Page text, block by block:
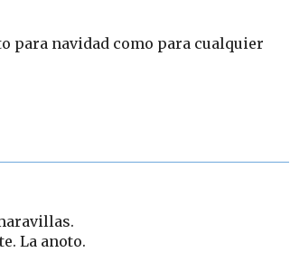
para navidad como para cualquier
La anoto.